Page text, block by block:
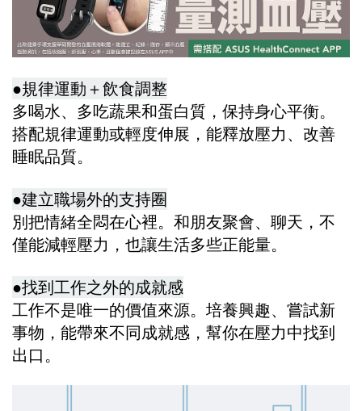
●規律運動＋飲食調整
多喝水、多吃蔬果和蛋白質，保持身心平衡。
搭配規律運動或輕度伸展，能釋放壓力、改善
睡眠品質。
●建立職場外的支持圈
別把情緒全悶在心裡。和朋友聚會、聊天，不
僅能減輕壓力，也讓生活多些正能量。
●找到工作之外的成就感
工作不是唯一的價值來源。培養興趣、嘗試新
事物，能帶來不同成就感，幫你在壓力中找到
出口。